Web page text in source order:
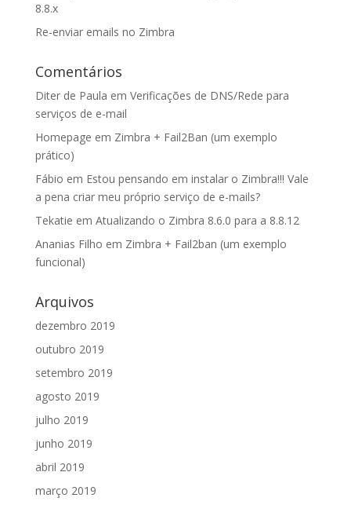
8.8.x
Re-enviar emails no Zimbra
Comentários
Diter de Paula em Verificações de DNS/Rede para
serviços de e-mail
Homepage em Zimbra + Fail2Ban (um exemplo
prático)
Fábio em Estou pensando em instalar o Zimbra!!! Vale
a pena criar meu próprio serviço de e-mails?
Tekatie em Atualizando o Zimbra 8.6.0 para a 8.8.12
Ananias Filho em Zimbra + Fail2ban (um exemplo
funcional)
Arquivos
dezembro 2019
outubro 2019
setembro 2019
agosto 2019
julho 2019
junho 2019
abril 2019
março 2019